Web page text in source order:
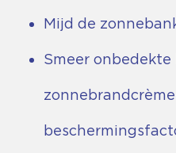
Mijd de
Smeer